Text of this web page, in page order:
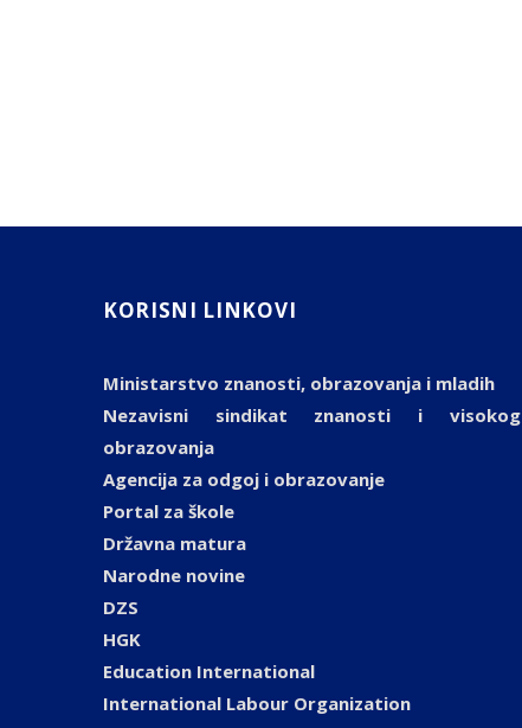
KORISNI LINKOVI
Ministarstvo znanosti, obrazovanja i mladih
Nezavisni sindikat znanosti i visokog
obrazovanja
Agencija za odgoj i obrazovanje
Portal za škole
Državna matura
Narodne novine
DZS
HGK
Education International
International Labour Organization